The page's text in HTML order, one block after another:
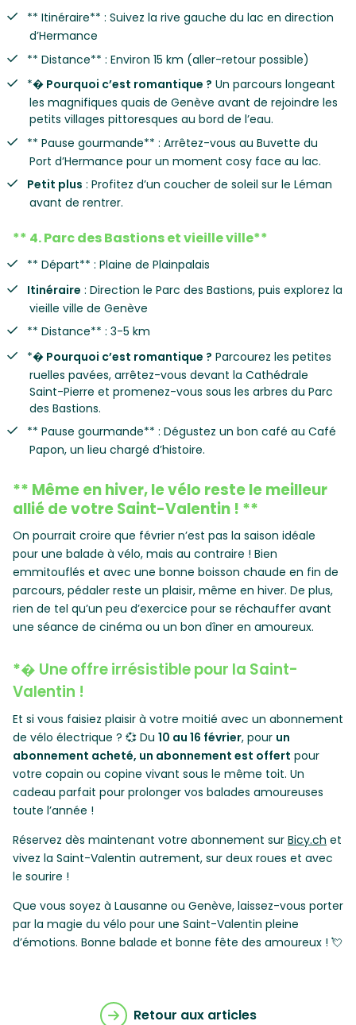
** Itinéraire** : Suivez la rive gauche du lac en direction
d’Hermance
** Distance** : Environ 15 km (aller-retour possible)
*� Pourquoi c’est romantique ? Un parcours longeant
les magnifiques quais de Genève avant de rejoindre les
petits villages pittoresques au bord de l’eau.
** Pause gourmande** : Arrêtez-vous au Buvette du
Port d’Hermance pour un moment cosy face au lac.
Petit plus : Profitez d’un coucher de soleil sur le Léman
avant de rentrer.
** 4. Parc des Bastions et vieille ville**
** Départ** : Plaine de Plainpalais
Itinéraire : Direction le Parc des Bastions, puis explorez la
vieille ville de Genève
** Distance** : 3-5 km
*� Pourquoi c’est romantique ? Parcourez les petites
ruelles pavées, arrêtez-vous devant la Cathédrale
Saint-Pierre et promenez-vous sous les arbres du Parc
des Bastions.
** Pause gourmande** : Dégustez un bon café au Café
Papon, un lieu chargé d’histoire.
** Même en hiver, le vélo reste le meilleur
allié de votre Saint-Valentin ! **
On pourrait croire que février n’est pas la saison idéale
pour une balade à vélo, mais au contraire ! Bien
emmitouflés et avec une bonne boisson chaude en fin de
parcours, pédaler reste un plaisir, même en hiver. De plus,
rien de tel qu’un peu d’exercice pour se réchauffer avant
une séance de cinéma ou un bon dîner en amoureux.
*� Une offre irrésistible pour la Saint-
Valentin !
Et si vous faisiez plaisir à votre moitié avec un abonnement
de vélo électrique ? 💞 Du 10 au 16 février, pour un
abonnement acheté, un abonnement est offert pour
votre copain ou copine vivant sous le même toit. Un
cadeau parfait pour prolonger vos balades amoureuses
toute l’année !
Réservez dès maintenant votre abonnement sur Bicy.ch et
vivez la Saint-Valentin autrement, sur deux roues et avec
le sourire !
Que vous soyez à Lausanne ou Genève, laissez-vous porter
par la magie du vélo pour une Saint-Valentin pleine
d’émotions. Bonne balade et bonne fête des amoureux ! 💘
Retour aux articles